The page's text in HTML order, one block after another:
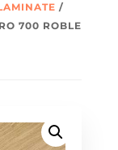
/
700 ROBLE